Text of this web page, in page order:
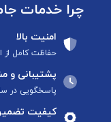
چرا خدمات
امنیت بالا
حفاظت کامل از
پشتیبانی و
پاسخگویی در
کیفیت